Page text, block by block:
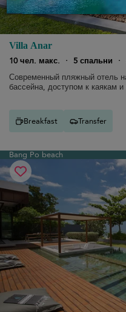
Villa Anar
10 чел. макс.
· 5 спальни ·
Современный пляжный отель
бассейна, доступом к каякам
Breakfast Transfer
Bang Po beach